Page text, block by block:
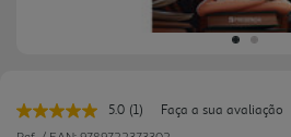
5.0 Leu
(1)
Faça a sua avaliação